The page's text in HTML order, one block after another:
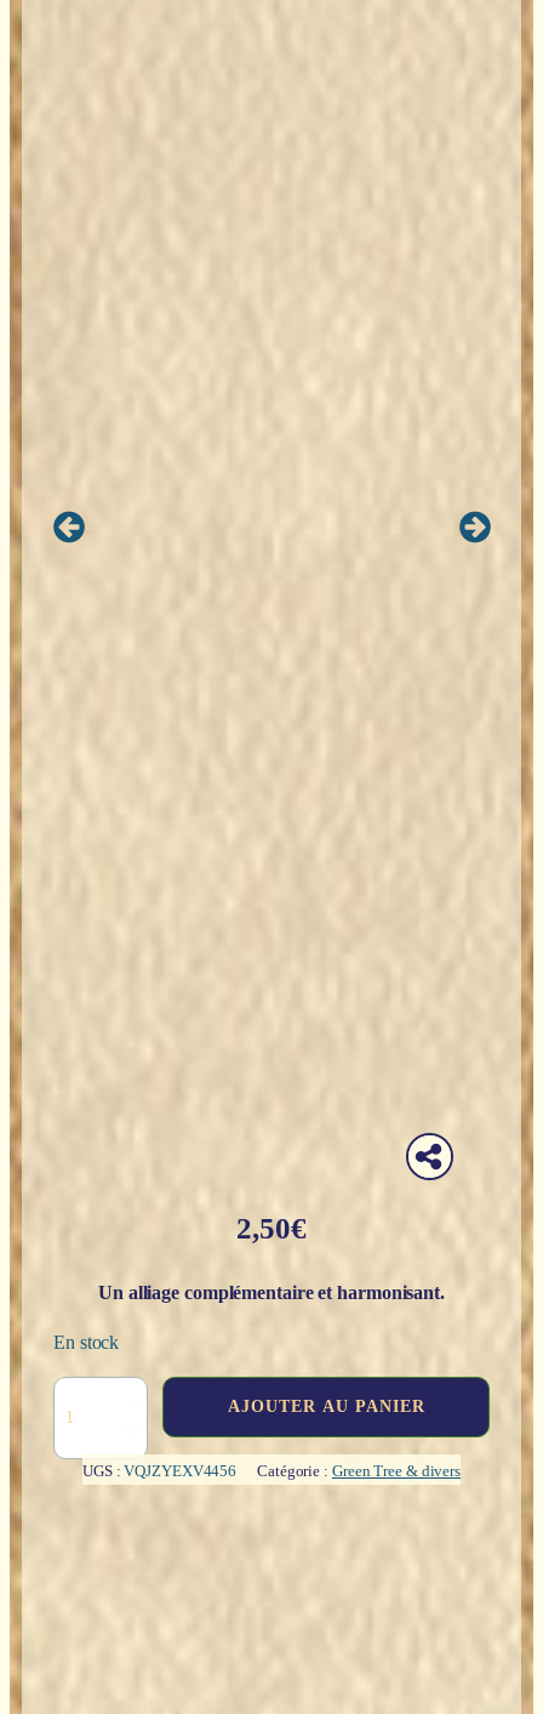
2,50€
Un alliage complémentaire et harmonisant.
En stock
Blanche
AJOUTER AU PANIER
UGS :VQJZYEXV4456 Catégorie : Green Tree & divers